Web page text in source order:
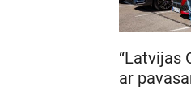
“Latvijas
ar